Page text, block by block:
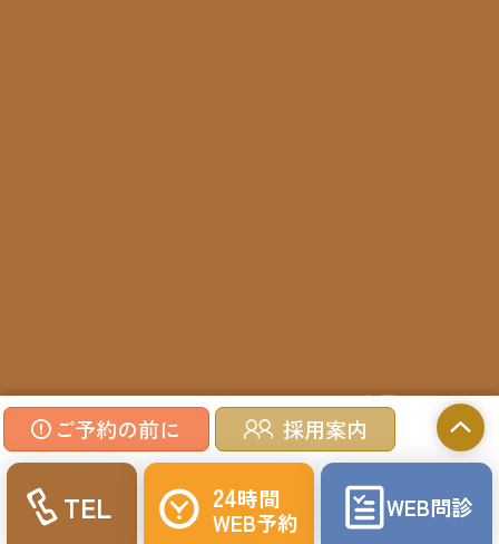
ご予約の前に 採用案内
TEL 24時間
WEB予約 WEB問診
©2023 Inomata Clinic.